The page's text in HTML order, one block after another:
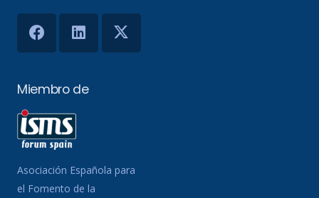
Miembro de
Asociación Española para
el Fomento de la